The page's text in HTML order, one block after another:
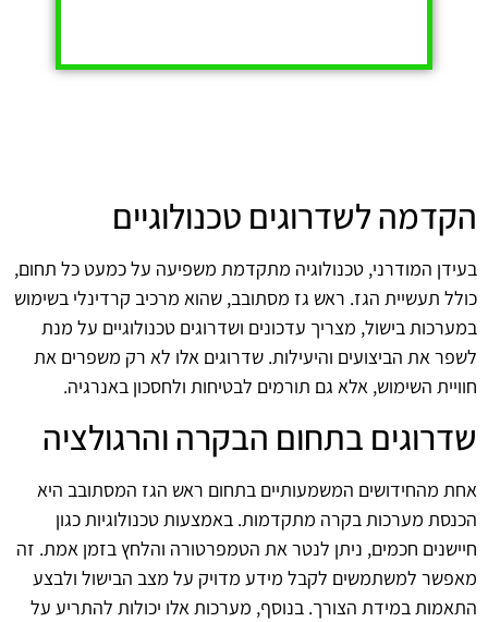
הקדמה לשדרוגים טכנולוגיים
בעידן המודרני, טכנולוגיה מתקדמת משפיעה על כמעט כל תחום,
כולל תעשיית הגז. ראש גז מסתובב, שהוא מרכיב קרדינלי בשימוש
במערכות בישול, מצריך עדכונים ושדרוגים טכנולוגיים על מנת
לשפר את הביצועים והיעילות. שדרוגים אלו לא רק משפרים את
חוויית השימוש, אלא גם תורמים לבטיחות ולחסכון באנרגיה.
שדרוגים בתחום הבקרה והרגולציה
אחת מהחידושים המשמעותיים בתחום ראש הגז המסתובב היא
הכנסת מערכות בקרה מתקדמות. באמצעות טכנולוגיות כגון
חיישנים חכמים, ניתן לנטר את הטמפרטורה והלחץ בזמן אמת. זה
מאפשר למשתמשים לקבל מידע מדויק על מצב הבישול ולבצע
התאמות במידת הצורך. בנוסף, מערכות אלו יכולות להתריע על